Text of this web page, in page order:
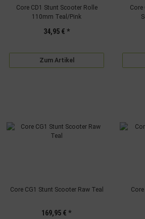
Core CD1 Stunt Scooter Rolle
110mm Teal/Pink
34,95 € *
Zum Artikel
Core
Core CG1 Stunt Scooter Raw Teal
169,95 € *